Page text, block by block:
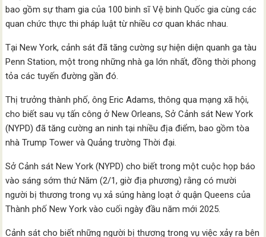
bao gồm sự tham gia của 100 binh sĩ Vệ binh Quốc gia cùng các
quan chức thực thi pháp luật từ nhiều cơ quan khác nhau.
Tại New York, cảnh sát đã tăng cường sự hiện diện quanh ga tàu
Penn Station, một trong những nhà ga lớn nhất, đồng thời phong
tỏa các tuyến đường gần đó.
Thị trưởng thành phố, ông Eric Adams, thông qua mạng xã hội,
cho biết sau vụ tấn công ở New Orleans, Sở Cảnh sát New York
(NYPD) đã tăng cường an ninh tại nhiều địa điểm, bao gồm tòa
nhà Trump Tower và Quảng trường Thời đại.
Sở Cảnh sát New York (NYPD) cho biết trong một cuộc họp báo
vào sáng sớm thứ Năm (2/1, giờ địa phương) rằng có mười
người bị thương trong vụ xả súng hàng loạt ở quận Queens của
Thành phố New York vào cuối ngày đầu năm mới 2025.
Cảnh sát cho biết những người bị thương trong vụ việc xảy ra bên